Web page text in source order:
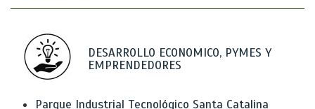
DESARROLLO ECONOMICO, PYMES Y
EMPRENDEDORES
Parque Industrial Tecnológico Santa Catalina